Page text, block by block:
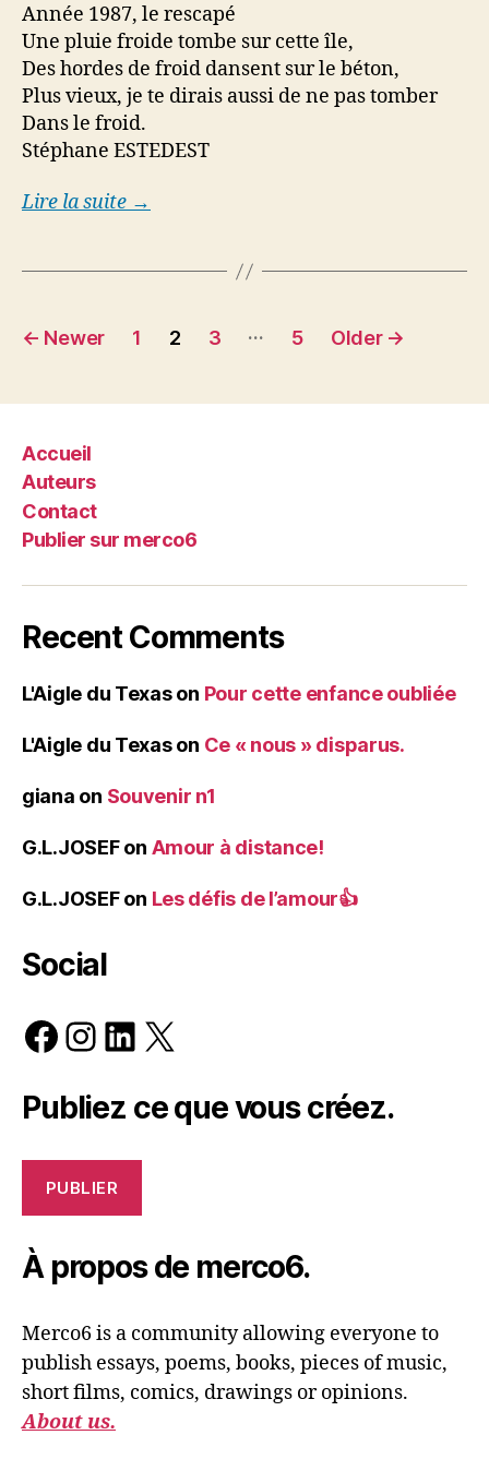
1987
Année 1987, le rescapé
Une pluie froide tombe sur cette île,
Des hordes de froid dansent sur le béton,
Plus vieux, je te dirais aussi de ne pas tomber
Dans le froid.
Stéphane ESTEDEST
Lire la suite →
Posts
← Newer 1 2 3 … 5 Older →
Accueil
Auteurs
Contact
Publier sur merco6
Recent Comments
L'Aigle du Texason Pour cette enfance oubliée
L'Aigle du Texason Ce « nous » disparus.
giana on Souvenir n1
G.L.JOSEFon Amour à distance!
G.L.JOSEFon Les défis de l’amour👍
Social
Facebook
Instagram
LinkedIn
X
Publiez ce que vous créez.
PUBLIER
À propos de merco6.
Merco6 is a community allowing everyone to
publish essays, poems, books, pieces of music,
short films, comics, drawings or opinions.
About us.